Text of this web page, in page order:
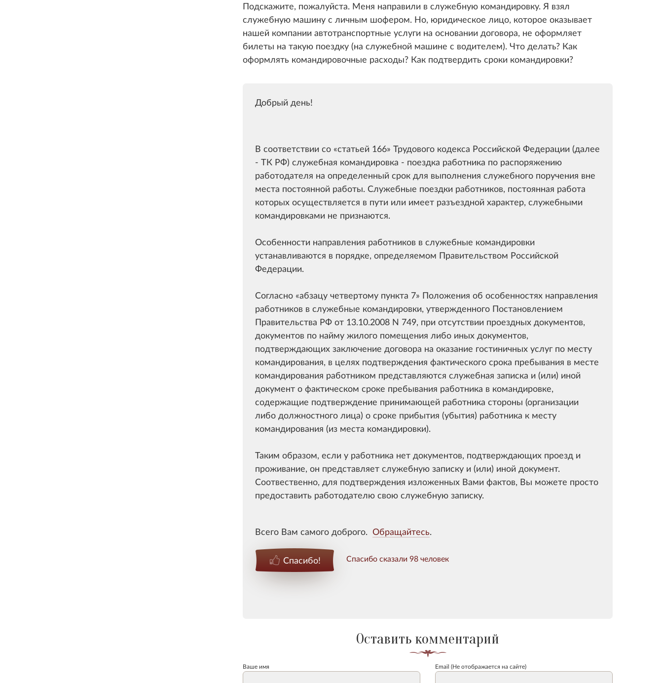
Подскажите, пожалуйста. Меня направили в служебную командировку. Я взял
служебную машину с личным шофером. Но, юридическое лицо, которое оказывает
нашей компании автотранспортные услуги на основании договора, не оформляет
билеты на такую поездку (на служебной машине с водителем). Что делать? Как
оформлять командировочные расходы? Как подтвердить сроки командировки?
Добрый день!
В соответствии со статьей 166 Трудового кодекса Российской Федерации (далее
- ТК РФ) служебная командировка - поездка работника по распоряжению
работодателя на определенный срок для выполнения служебного поручения вне
места постоянной работы. Служебные поездки работников, постоянная работа
которых осуществляется в пути или имеет разъездной характер, служебными
командировками не признаются.
Особенности направления работников в служебные командировки
устанавливаются в порядке, определяемом Правительством Российской
Федерации.
Согласно абзацу четвертому пункта 7
Положения об особенностях направления
работников в служебные командировки, утвержденного Постановлением
Правительства РФ от 13.10.2008 N 749, при отсутствии проездных документов,
документов по найму жилого помещения либо иных документов,
подтверждающих заключение договора на оказание гостиничных услуг по месту
командирования, в целях подтверждения фактического срока пребывания в месте
командирования работником представляются служебная записка и (или) иной
документ о фактическом сроке пребывания работника в командировке,
содержащие подтверждение принимающей работника стороны (организации
либо должностного лица) о сроке прибытия (убытия) работника к месту
командирования (из места командировки).
Таким образом, если у работника нет документов, подтверждающих проезд и
проживание, он представляет служебную записку и (или) иной документ.
Соотвественно, для подтверждения изложенных Вами фактов, Вы можете просто
предоставить работодателю свою служебную записку.
Всего Вам самого доброго. Обращайтесь.
Спасибо! Спасибо сказали 98 человек
Оставить комментарий
Ваше имя Email (Не отображается на сайте)